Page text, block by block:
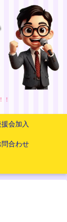
！
会加入
問合わせ